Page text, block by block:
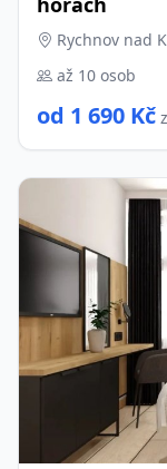
Rychnov nad
až 10 osob
od 1 690 Kč